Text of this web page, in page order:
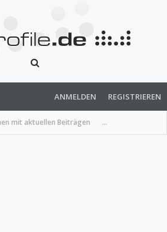
mit aktuellen Beiträgen ...
ANMELDEN REGISTRIEREN